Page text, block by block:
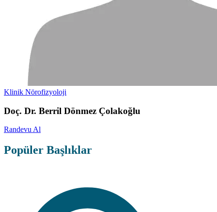
Klinik Nörofizyoloji
Doç. Dr. Berril Dönmez Çolakoğlu
Randevu Al
Popüler Başlıklar